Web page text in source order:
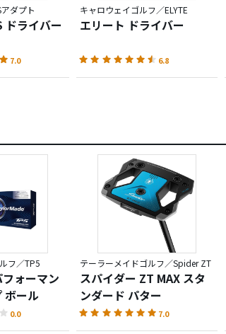
ダプト
ドライバー
7.0
キャロウェイゴルフ／ELYTE
エリート ドライバー
6.8
フ／TP5
ォーマン
ボール
0.0
テーラーメイドゴルフ／Spider ZT
スパイダー ZT MAX スタ
ンダード パター
7.0